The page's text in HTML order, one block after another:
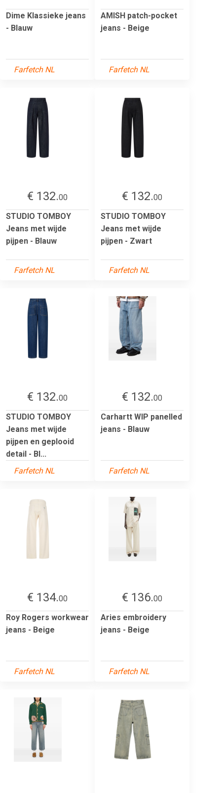
Dime Klassieke jeans
- Blauw
Farfetch NL
AMISH patch-pocket
jeans - Beige
Farfetch NL
€ 132.00
STUDIO TOMBOY
Jeans met wijde
pijpen - Blauw
Farfetch NL
€ 132.00
STUDIO TOMBOY
Jeans met wijde
pijpen - Zwart
Farfetch NL
€ 132.00
STUDIO TOMBOY
Jeans met wijde
pijpen en geplooid
detail - Bl...
Farfetch NL
€ 132.00
Carhartt WIP panelled
jeans - Blauw
Farfetch NL
€ 134.00
Roy Rogers workwear
jeans - Beige
Farfetch NL
€ 136.00
Aries embroidery
jeans - Beige
Farfetch NL